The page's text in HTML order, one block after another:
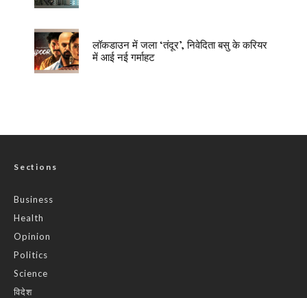
लॉकडाउन में जला ‘तंदूर’, निवेदिता बसु के करियर
में आई नई गर्माहट
Sections
Business
Health
Opinion
Politics
Science
विदेश